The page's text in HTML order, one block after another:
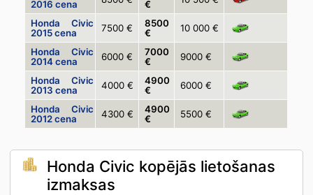
2016 cena
€
Honda Civic
2015 cena
7500 €
8500
€
10 000 €
Honda Civic
2014 cena
6000 €
7000
€
9000 €
Honda Civic
2013 cena
4000 €
4900
€
6000 €
Honda Civic
2012 cena
4300 €
4900
€
5500 €
Honda Civic kopējās lietošanas
izmaksas